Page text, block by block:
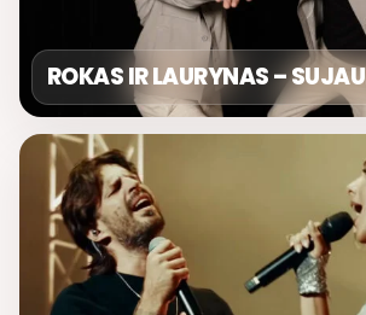
ROKAS IR LAURYNAS –